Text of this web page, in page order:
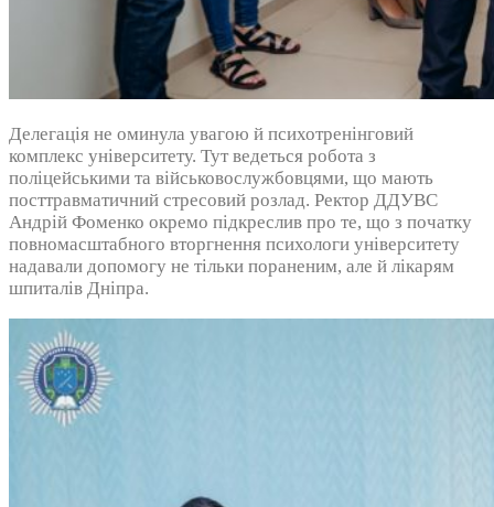
Делегація не оминула увагою й психотренінговий
комплекс університету. Тут ведеться робота з
поліцейськими та військовослужбовцями, що мають
посттравматичний стресовий розлад. Ректор ДДУВС
Андрій Фоменко окремо підкреслив про те, що з початку
повномасштабного вторгнення психологи університету
надавали допомогу не тільки пораненим, але й лікарям
шпиталів Дніпра.